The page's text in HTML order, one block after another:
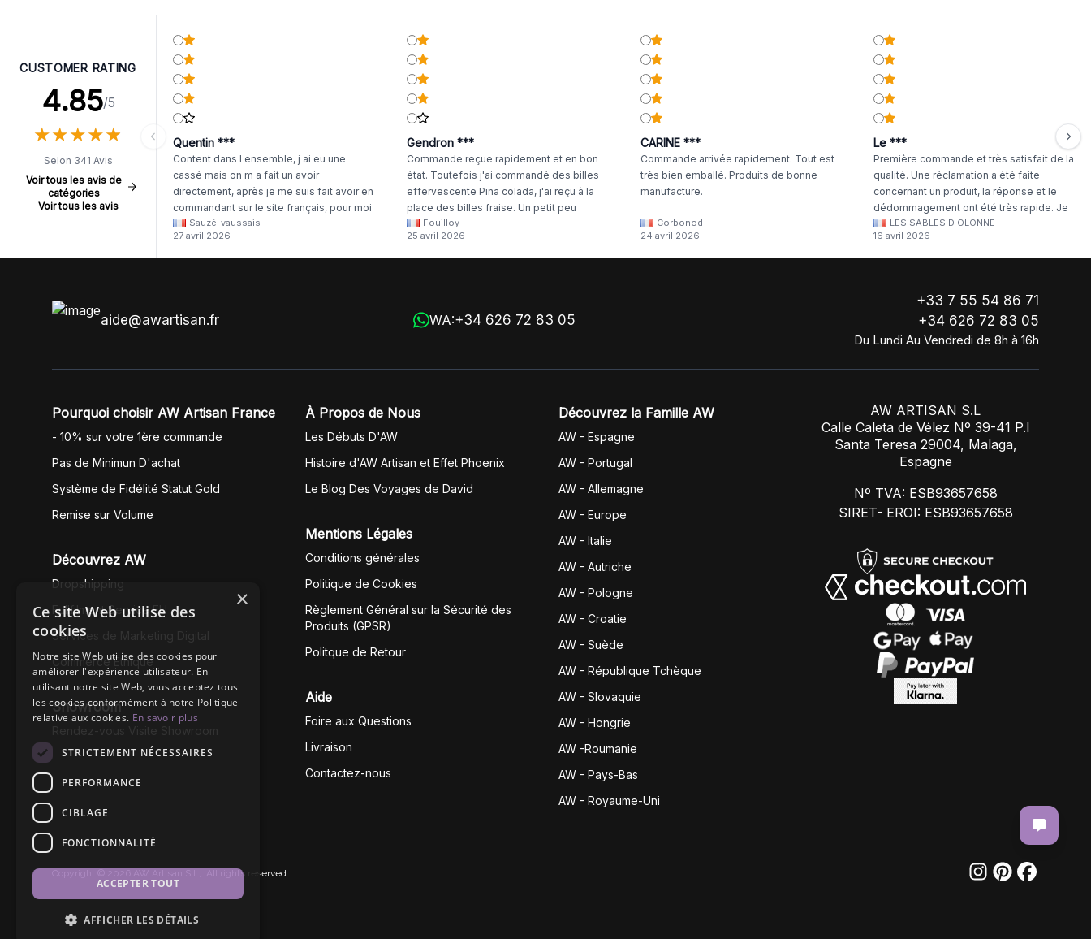
CUSTOMER RATING
4.85/5
★★★★★
★★★★★
Selon 341 Avis
Voir tous les avis de
catégories
Voir tous les avis
Quentin ***
Content dans l ensemble, j ai eu une
cassé mais on m a fait un avoir
directement, après je me suis fait avoir en
commandant sur le site français, pour moi
il était évident que les produits était de la
même langue mais raté tout est en
anglais.
Sauzé-vaussais
27 avril 2026
Gendron ***
Commande reçue rapidement et en bon
état. Toutefois j'ai commandé des billes
effervescente Pina colada, j'ai reçu à la
place des billes fraise. Un petit peu
dommage
Fouilloy
25 avril 2026
CARINE ***
Commande arrivée rapidement. Tout est
très bien emballé. Produits de bonne
manufacture.
Corbonod
24 avril 2026
Le ***
Première commande et très satisfait de la
qualité. Une réclamation a été faite
concernant un produit, la réponse et le
dédommagement ont été très rapide. Je
continuerai à commander chez WA Artisan
!
LES SABLES D OLONNE
16 avril 2026
aide@awartisan.fr WA:+34 626 72 83 05
+33 7 55 54 86 71
+34 626 72 83 05
Du Lundi Au Vendredi de 8h à 16h
Pourquoi choisir AW Artisan France
- 10% sur votre 1ère commande
Pas de Minimun D'achat
Système de Fidélité Statut Gold
Remise sur Volume
Découvrez AW
Dropshipping
Fullfilment Service EU
Services de Marketing Digital
Commerce Éthique
Showroom
À Propos de Nous
Les Débuts D'AW
Histoire d'AW Artisan et Effet Phoenix
Le Blog Des Voyages de David
Mentions Légales
Conditions générales
Politique de Cookies
Règlement Général sur la Sécurité des
Produits (GPSR)
Politque de Retour
Aide
Foire aux Questions
Livraison
Contactez-nous
Découvrez la Famille AW
AW - Espagne
AW - Portugal
AW - Allemagne
AW - Europe
AW - Italie
AW - Autriche
AW - Pologne
AW - Croatie
AW - Suède
AW - République Tchèque
AW - Slovaquie
AW - Hongrie
AW -Roumanie
AW - Pays-Bas
AW - Royaume-Uni
AW ARTISAN S.L
Calle Caleta de Vélez Nº 39-41 P.I
Santa Teresa 29004, Malaga,
Espagne
Nº TVA: ESB93657658
SIRET- EROI: ESB93657658
Copyright © 2026 AW Artisan S.L,. All rights reserved.
×
Ce site Web utilise des
cookies
Notre site Web utilise des cookies pour
améliorer l'expérience utilisateur. En
utilisant notre site Web, vous acceptez tous
les cookies conformément à notre Politique
relative aux cookies. En savoir plus
STRICTEMENT NÉCESSAIRES
PERFORMANCE
CIBLAGE
FONCTIONNALITÉ
ACCEPTER TOUT
AFFICHER LES DÉTAILS